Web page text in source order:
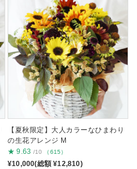
【夏秋限定】大人カラーなひまわり
の生花アレンジ M
★ 9.63 /10 （615）
¥10,000(総額 ¥12,810)